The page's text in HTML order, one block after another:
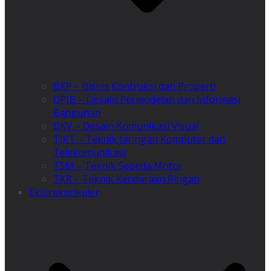
BKP – Bisnis Kontruksi dan Properti
DPIB – Desain Permodelan dan Informasi
Bangunan
DKV – Desain Komunikasi Visual
TJKT – Teknik Jaringan Komputer dan
Telekomunikasi
TSM – Teknik Sepeda Motor
TKR – Teknik Kendaraan Ringan
Ekstrakurikuler